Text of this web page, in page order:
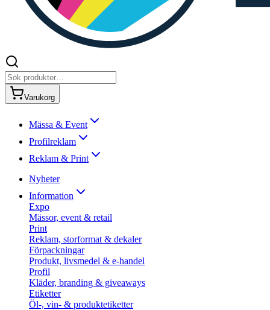
Varukorg
Mässa & Event
Profilreklam
Reklam & Print
Nyheter
Information
Expo
Mässor, event & retail
Print
Reklam, storformat & dekaler
Förpackningar
Produkt, livsmedel & e-handel
Profil
Kläder, branding & giveaways
Etiketter
Öl-, vin- & produktetiketter